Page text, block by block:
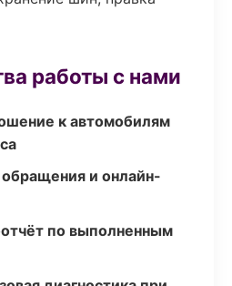
работы с нами
к автомобилям
и онлайн-
по выполненным